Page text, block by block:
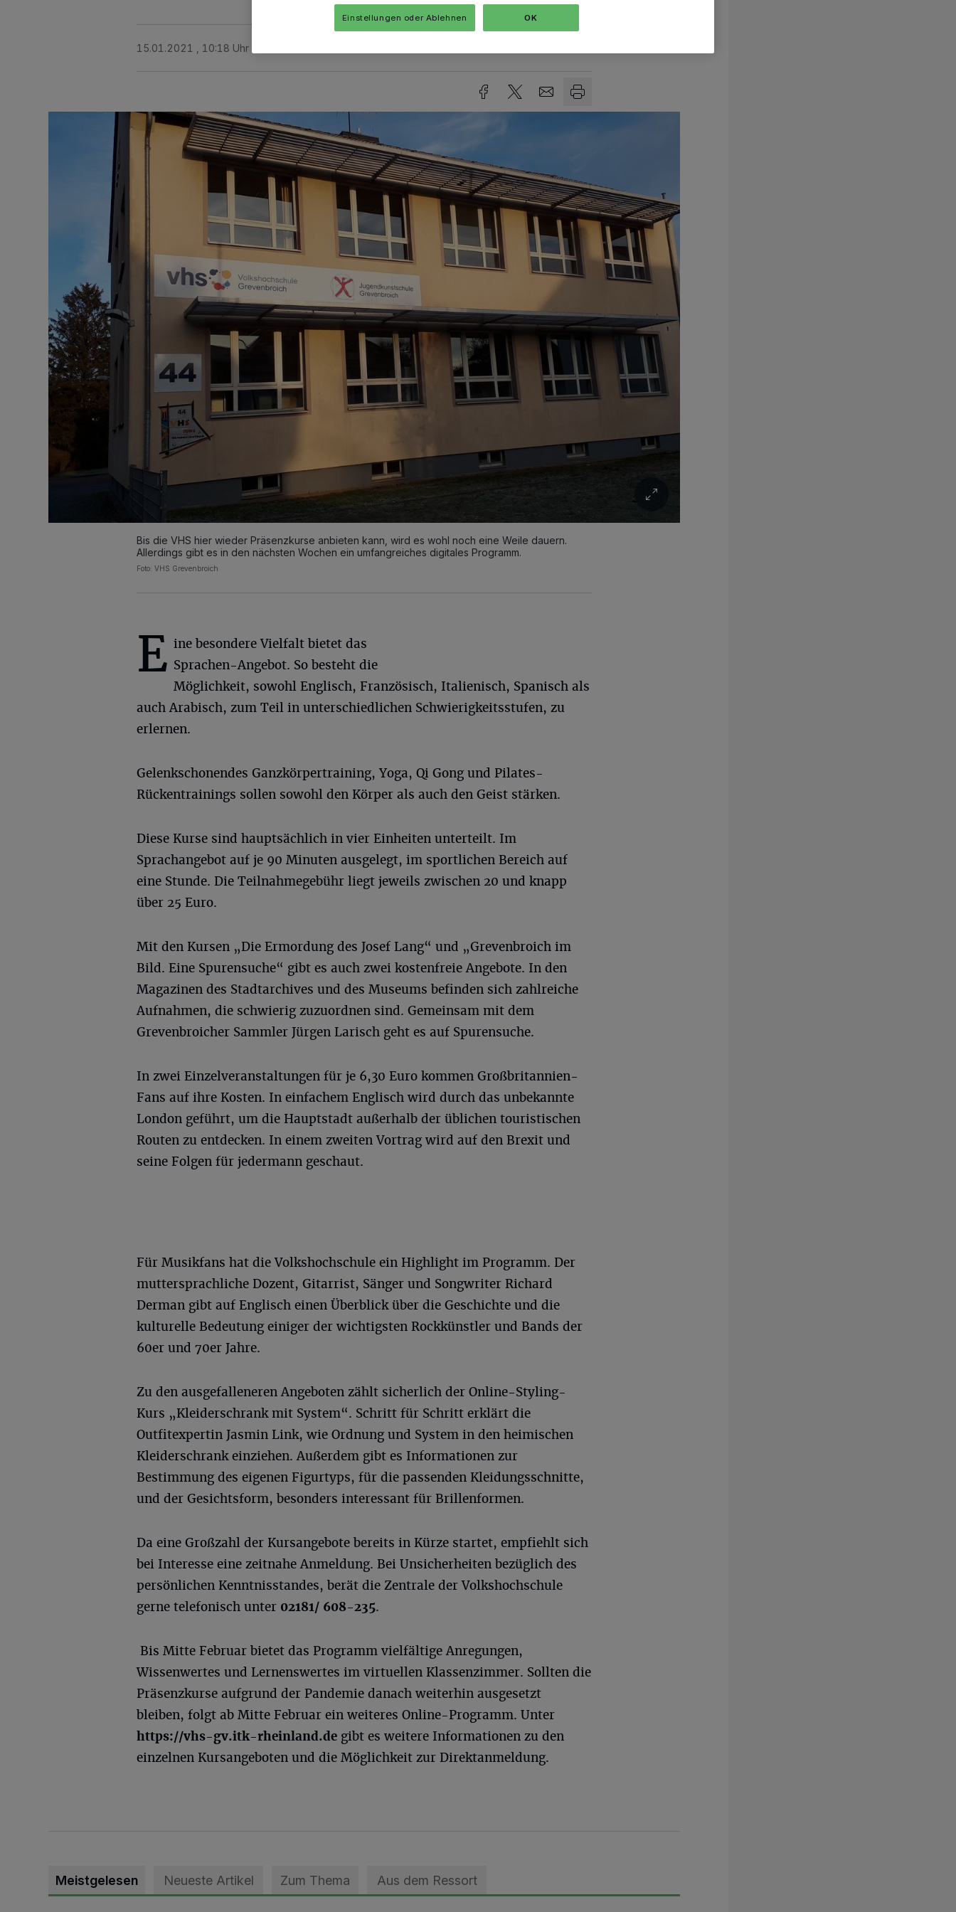
15.01.2021 , 10:18 Uhr
Bis die VHS hier wieder Präsenzkurse anbieten kann, wird es wohl noch eine Weile dauern.
Allerdings gibt es in den nächsten Wochen ein umfangreiches digitales Programm.
Foto: VHS Grevenbroich
E ine besondere Vielfalt bietet das
Sprachen-Angebot. So besteht die
Möglichkeit, sowohl Englisch, Französisch, Italienisch, Spanisch als
auch Arabisch, zum Teil in unterschiedlichen Schwierigkeitsstufen, zu
erlernen.
Gelenkschonendes Ganzkörpertraining, Yoga, Qi Gong und Pilates-
Rückentrainings sollen sowohl den Körper als auch den Geist stärken.
Diese Kurse sind hauptsächlich in vier Einheiten unterteilt. Im
Sprachangebot auf je 90 Minuten ausgelegt, im sportlichen Bereich auf
eine Stunde. Die Teilnahmegebühr liegt jeweils zwischen 20 und knapp
über 25 Euro.
Mit den Kursen „Die Ermordung des Josef Lang“ und „Grevenbroich im
Bild. Eine Spurensuche“ gibt es auch zwei kostenfreie Angebote. In den
Magazinen des Stadtarchives und des Museums befinden sich zahlreiche
Aufnahmen, die schwierig zuzuordnen sind. Gemeinsam mit dem
Grevenbroicher Sammler Jürgen Larisch geht es auf Spurensuche.
In zwei Einzelveranstaltungen für je 6,30 Euro kommen Großbritannien-
Fans auf ihre Kosten. In einfachem Englisch wird durch das unbekannte
London geführt, um die Hauptstadt außerhalb der üblichen touristischen
Routen zu entdecken. In einem zweiten Vortrag wird auf den Brexit und
seine Folgen für jedermann geschaut.
Für Musikfans hat die Volkshochschule ein Highlight im Programm. Der
muttersprachliche Dozent, Gitarrist, Sänger und Songwriter Richard
Derman gibt auf Englisch einen Überblick über die Geschichte und die
kulturelle Bedeutung einiger der wichtigsten Rockkünstler und Bands der
60er und 70er Jahre.
Zu den ausgefalleneren Angeboten zählt sicherlich der Online-Styling-
Kurs „Kleiderschrank mit System“. Schritt für Schritt erklärt die
Outfitexpertin Jasmin Link, wie Ordnung und System in den heimischen
Kleiderschrank einziehen. Außerdem gibt es Informationen zur
Bestimmung des eigenen Figurtyps, für die passenden Kleidungsschnitte,
und der Gesichtsform, besonders interessant für Brillenformen.
Da eine Großzahl der Kursangebote bereits in Kürze startet, empfiehlt sich
bei Interesse eine zeitnahe Anmeldung. Bei Unsicherheiten bezüglich des
persönlichen Kenntnisstandes, berät die Zentrale der Volkshochschule
gerne telefonisch unter 02181/ 608-235.
Bis Mitte Februar bietet das Programm vielfältige Anregungen,
Wissenwertes und Lernenswertes im virtuellen Klassenzimmer. Sollten die
Präsenzkurse aufgrund der Pandemie danach weiterhin ausgesetzt
bleiben, folgt ab Mitte Februar ein weiteres Online-Programm. Unter
https://vhs-gv.itk-rheinland.de gibt es weitere Informationen zu den
einzelnen Kursangeboten und die Möglichkeit zur Direktanmeldung.
Meistgelesen Neueste Artikel Zum Thema Aus dem Ressort
Einstellungen oder Ablehnen OK